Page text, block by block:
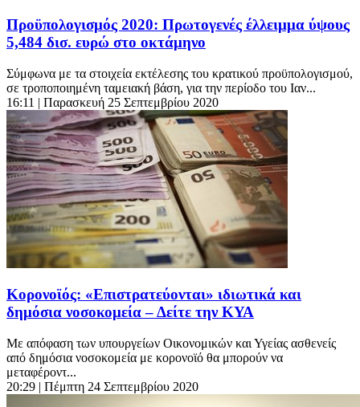
Προϋπολογισμός 2020: Πρωτογενές έλλειμμα ύψους
5,484 δισ. ευρώ στο οκτάμηνο
Σύμφωνα με τα στοιχεία εκτέλεσης του κρατικού προϋπολογισμού,
σε τροποποιημένη ταμειακή βάση, για την περίοδο του Ιαν...
16:11 | Παρασκευή 25 Σεπτεμβρίου 2020
Κορονοϊός: «Επιστρατεύονται» ιδιωτικά και
δημόσια νοσοκομεία – Δείτε την ΚΥΑ
Με απόφαση των υπουργείων Οικονομικών και Υγείας ασθενείς
από δημόσια νοσοκομεία με κορονοϊό θα μπορούν να
μεταφέροντ...
20:29 | Πέμπτη 24 Σεπτεμβρίου 2020